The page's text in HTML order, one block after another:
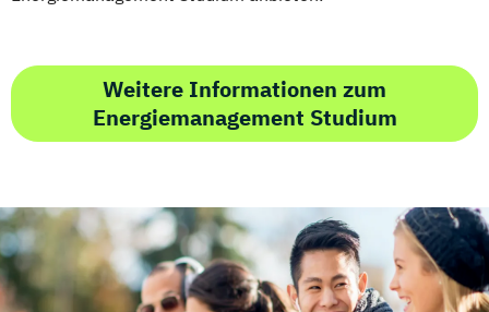
Weitere Informationen zum
Energiemanagement Studium